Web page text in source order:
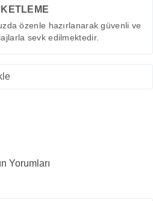
özenle hazırlanarak güvenli ve
sevk edilmektedir.
Yorumları